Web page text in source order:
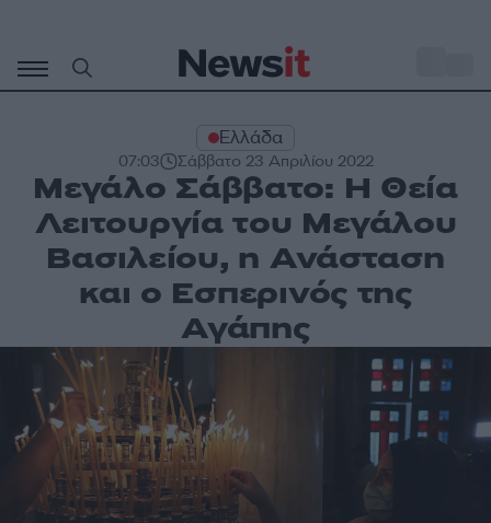
περιεχόμενο
Ελλάδα
07:03 Σάββατο 23 Απριλίου 2022
Μεγάλο Σάββατο: Η Θεία
Λειτουργία του Μεγάλου
Βασιλείου, η Ανάσταση
και ο Εσπερινός της
Αγάπης